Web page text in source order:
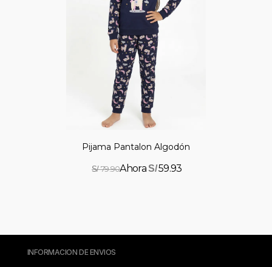
Pijama Pantalon Algodón
S/79.90 S/59.93
INFORMACION DE ENVIOS